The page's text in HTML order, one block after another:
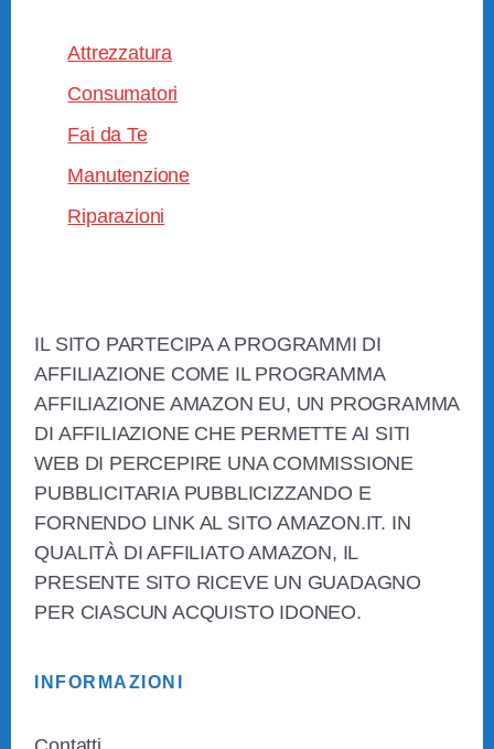
Attrezzatura
Consumatori
Fai da Te
Manutenzione
Riparazioni
IL SITO PARTECIPA A PROGRAMMI DI
AFFILIAZIONE COME IL PROGRAMMA
AFFILIAZIONE AMAZON EU, UN PROGRAMMA
DI AFFILIAZIONE CHE PERMETTE AI SITI
WEB DI PERCEPIRE UNA COMMISSIONE
PUBBLICITARIA PUBBLICIZZANDO E
FORNENDO LINK AL SITO AMAZON.IT. IN
QUALITÀ DI AFFILIATO AMAZON, IL
PRESENTE SITO RICEVE UN GUADAGNO
PER CIASCUN ACQUISTO IDONEO.
INFORMAZIONI